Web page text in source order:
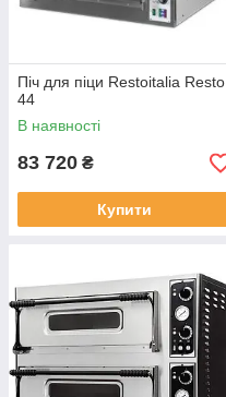
Піч для піци Restoitalia Resto
44
В наявності
83 720 ₴
Купити